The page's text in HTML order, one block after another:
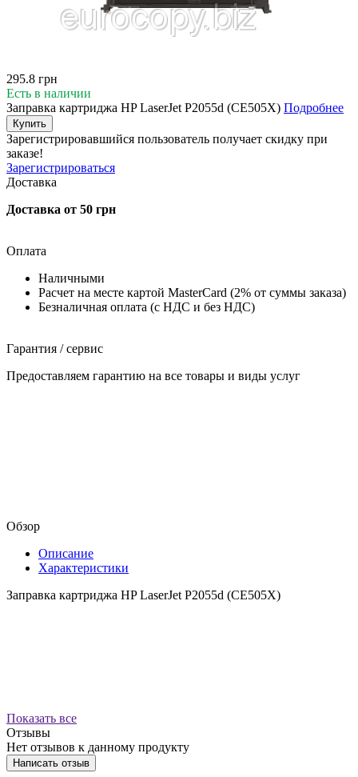
295.8 грн
Есть в наличии
Заправка картриджа HP LaserJet P2055d (CE505X) Подробнее
Купить
Зарегистрировавшийся пользователь получает скидку при
заказе!
Зарегистрироваться
Доставка
Доставка от 50 грн
Оплата
Наличными
Расчет на месте картой MasterCard (2% от суммы заказа)
Безналичная оплата (с НДС и без НДС)
Гарантия / сервис
Предоставляем гарантию на все товары и виды услуг
Обзор
Описание
Характеристики
Заправка картриджа HP LaserJet P2055d (CE505X)
Показать все
Отзывы
Нет отзывов к данному продукту
Написать отзыв